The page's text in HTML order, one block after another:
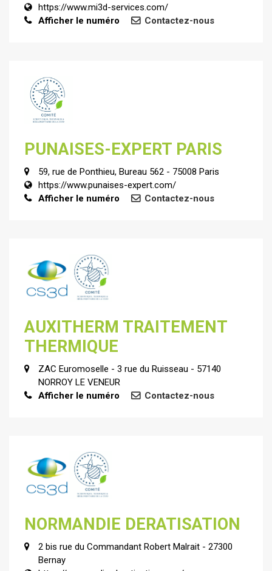
https://www.mi3d-services.com/
Afficher le numéro
Contactez-nous
PUNAISES-EXPERT PARIS
59, rue de Ponthieu, Bureau 562 - 75008 Paris
https://www.punaises-expert.com/
Afficher le numéro
Contactez-nous
AUXITHERM TRAITEMENT
THERMIQUE
ZAC Euromoselle - 3 rue du Ruisseau - 57140
NORROY LE VENEUR
Afficher le numéro
Contactez-nous
NORMANDIE DERATISATION
2 bis rue du Commandant Robert Malrait - 27300
Bernay